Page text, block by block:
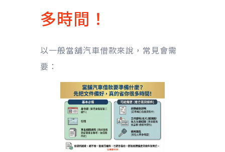
多時間！
以一般當舖汽車借款來說，常見會需
要：